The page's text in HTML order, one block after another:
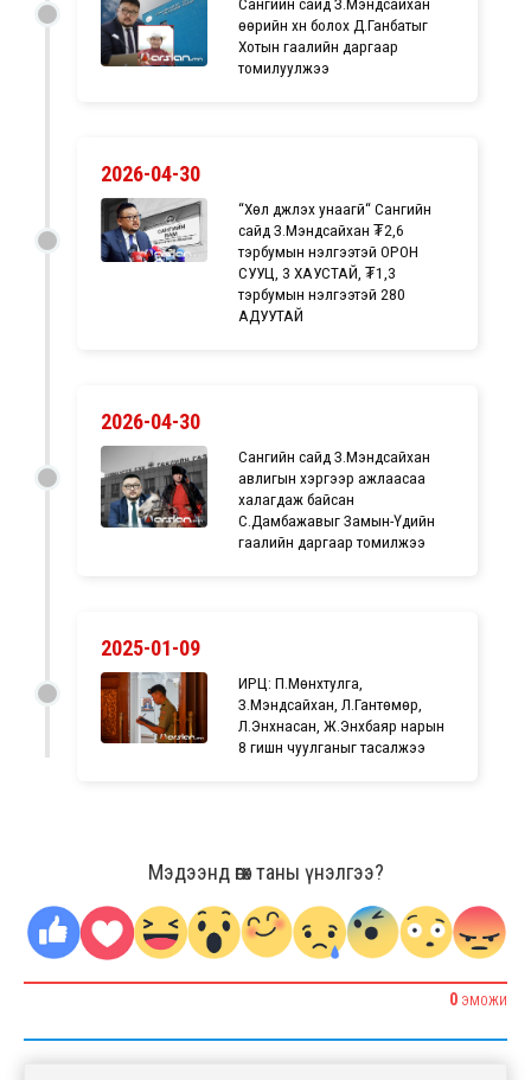
өөрийн хүн болох Д.Ганбатыг
Хотын гаалийн даргаар
томилуулжээ
2026-04-30
“Хөл дүүжлэх унаагүй“ Сангийн
сайд З.Мэндсайхан ₮2,6
тэрбумын үнэлгээтэй ОРОН
СУУЦ, 3 ХАУСТАЙ, ₮1,3
тэрбумын үнэлгээтэй 280
АДУУТАЙ
2026-04-30
Сангийн сайд З.Мэндсайхан
авлигын хэргээр ажлаасаа
халагдаж байсан
С.Дамбажавыг Замын-Үүдийн
гаалийн даргаар томилжээ
2025-01-09
ИРЦ: П.Мөнхтулга,
З.Мэндсайхан, Л.Гантөмөр,
Л.Энхнасан, Ж.Энхбаяр нарын
8 гишүүн чуулганыг тасалжээ
Мэдээнд өгөх таны үнэлгээ?
0 ЭМОЖИ